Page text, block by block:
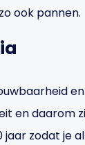
ook pannen.
en daarom
jaar zodat je